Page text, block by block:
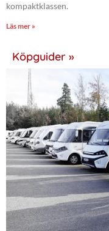
kompaktklassen.
Läs mer »
Köpguider »